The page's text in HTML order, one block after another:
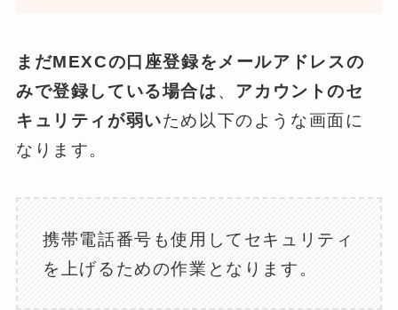
まだMEXCの口座登録をメールアドレスの
みで登録している場合は 、 アカウントのセ
キュリティが弱いため以下のような画面に
なります。
携帯電話番号も使用してセキュリティ
を上げるための作業となります。